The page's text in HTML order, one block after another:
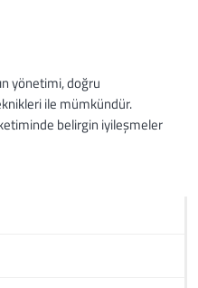
yönetimi, doğru
ile mümkündür.
belirgin iyileşmeler